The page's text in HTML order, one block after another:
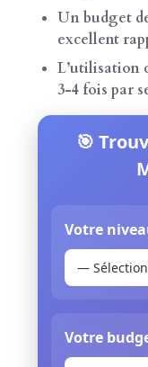
Un budget
excellent
L’utilisation
3-4 fois par
🎯
Votre
Votre